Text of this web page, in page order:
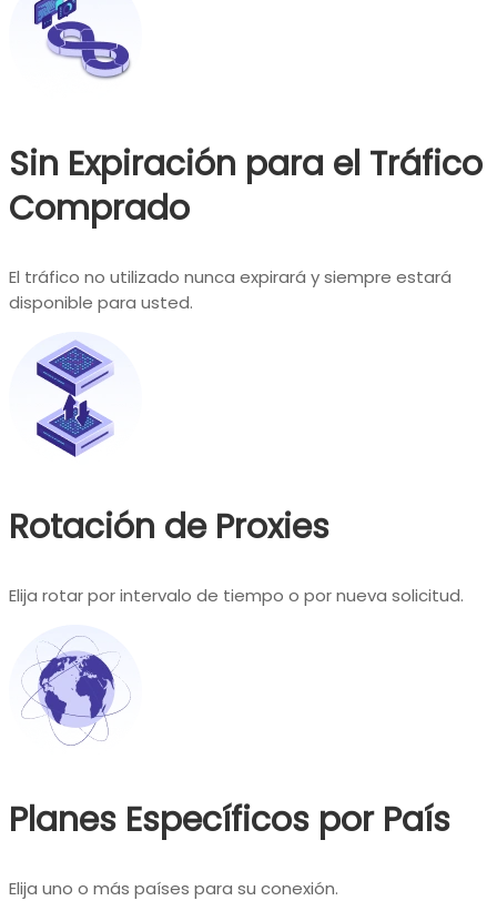
Sin Expiración para el Tráfico
Comprado
El tráfico no utilizado nunca expirará y siempre estará
disponible para usted.
Rotación de Proxies
Elija rotar por intervalo de tiempo o por nueva solicitud.
Planes Específicos por País
Elija uno o más países para su conexión.